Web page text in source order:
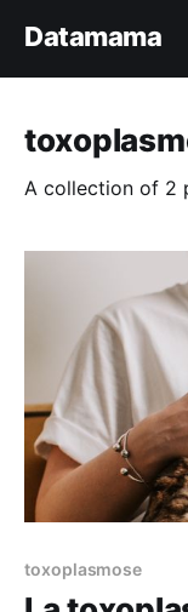
Datamama
A collection of 2
toxoplasmose